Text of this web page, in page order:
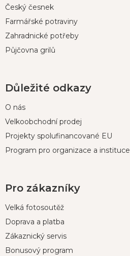
Český česnek
Farmářské potraviny
Zahradnické potřeby
Půjčovna grilů
Důležité odkazy
O nás
Velkoobchodní prodej
Projekty spolufinancované EU
Program pro organizace a instituce
Pro zákazníky
Velká fotosoutěž
Doprava a platba
Zákaznický servis
Bonusový program